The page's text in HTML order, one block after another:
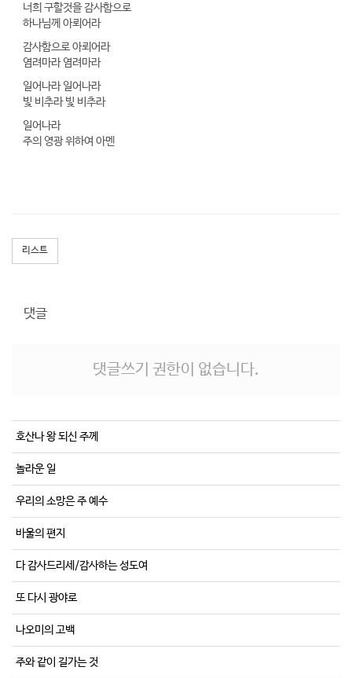
너희 구할것을 감사함으로
하나님께 아뢰어라
감사함으로 아뢰어라
염려마라 염려마라
일어나라 일어나라
빛 비추라 빛 비추라
일어나라
주의 영광 위하여 아멘
리스트
댓글
댓글쓰기 권한이 없습니다.
호산나 왕 되신 주께
놀라운 일
우리의 소망은 주 예수
바울의 편지
다 감사드리세/감사하는 성도여
또 다시 광야로
나오미의 고백
주와 같이 길가는 것